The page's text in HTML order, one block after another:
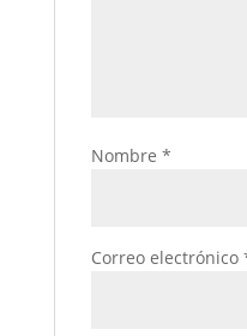
Nombre *
Correo electrónico